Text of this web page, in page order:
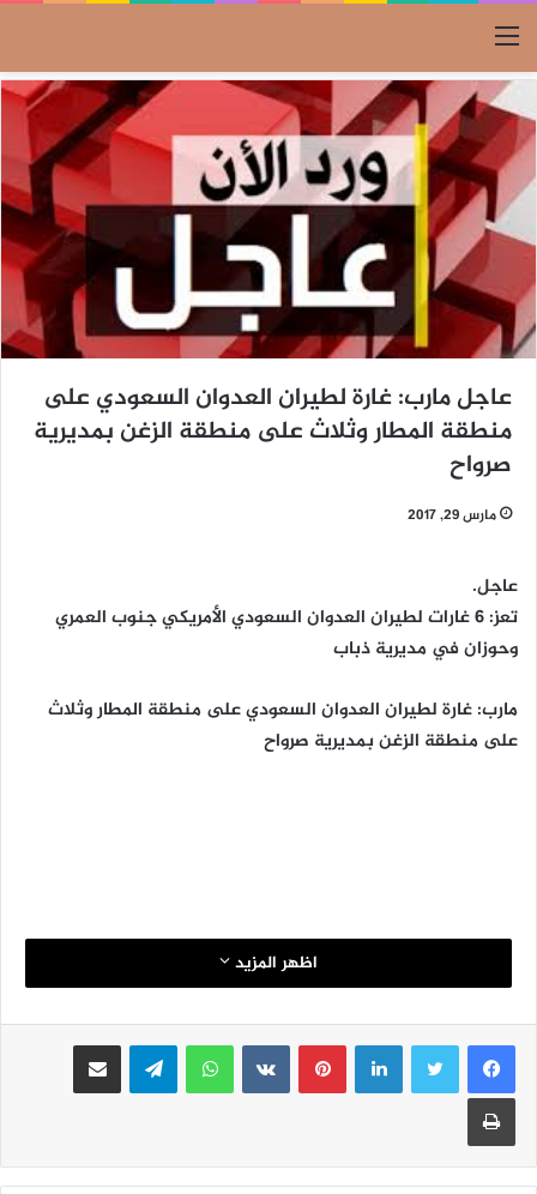
القائمة
عاجل مارب: غارة لطيران العدوان السعودي على
منطقة المطار وثلاث على منطقة الزغن بمديرية
صرواح
مارس 29, 2017
عاجل.
تعز: 6 غارات لطيران العدوان السعودي الأمريكي جنوب العمري
وحوزان في مديرية ذباب
مارب: غارة لطيران العدوان السعودي على منطقة المطار وثلاث
على منطقة الزغن بمديرية صرواح
اظهر المزيد
لينكدإنبينتيريست واتساب تيلقرام مشاركة عبر البريد
طباعة